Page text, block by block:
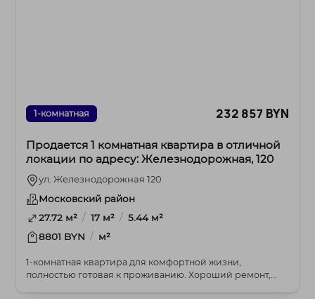
1-комнатная 232 857 BYN
Продается 1 комнатная квартира в отличной
локации по адресу: Железнодорожная, 120
ул. Железнодорожная 120
Московский район
27.72 м² / 17 м² / 5.44 м²
8801 BYN / м²
1-комнатная квартира для комфортной жизни,
полностью готовая к проживанию. Хороший ремонт,